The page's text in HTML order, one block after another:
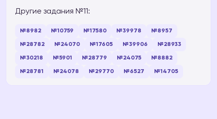
Другие задания №11:
№8982 №10759 №17580 №39978 №8957
№28782 №24070 №17605 №39906 №28933
№30218 №5901 №28779 №24075 №8882
№28781 №24078 №29770 №6527 №14705